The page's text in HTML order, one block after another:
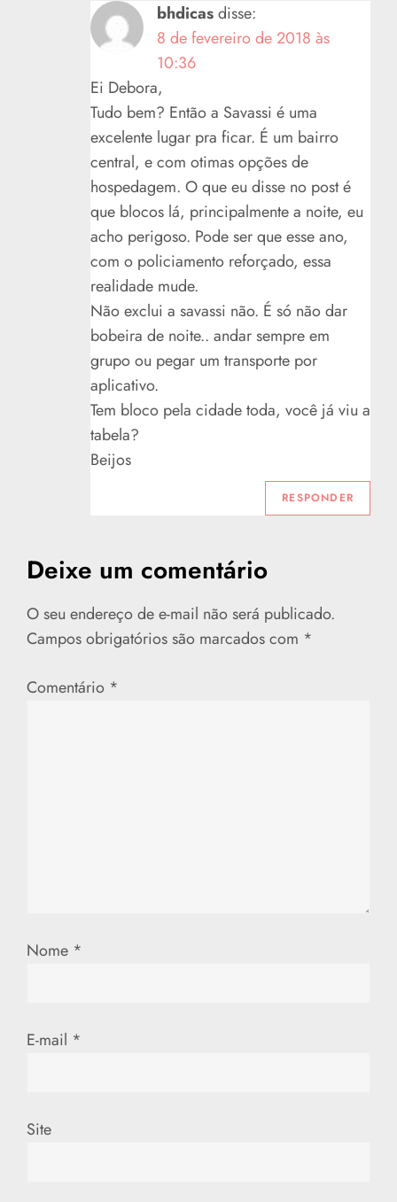
bhdicasdisse:
8 de fevereiro de 2018 às
10:36
Ei Debora,
Tudo bem? Então a Savassi é uma
excelente lugar pra ficar. É um bairro
central, e com otimas opções de
hospedagem. O que eu disse no post é
que blocos lá, principalmente a noite, eu
acho perigoso. Pode ser que esse ano,
com o policiamento reforçado, essa
realidade mude.
Não exclui a savassi não. É só não dar
bobeira de noite.. andar sempre em
grupo ou pegar um transporte por
aplicativo.
Tem bloco pela cidade toda, você já viu a
tabela?
Beijos
RESPONDER
Deixe um comentário
O seu endereço de e-mail não será publicado.
Campos obrigatórios são marcados com *
Comentário *
Nome *
E-mail *
Site